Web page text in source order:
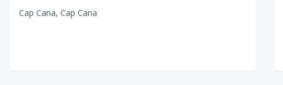
Cap Cana, Cap Cana